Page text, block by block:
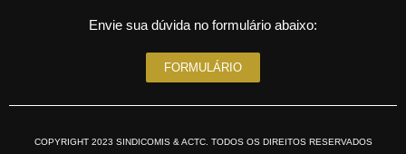
Envie sua dúvida no formulário abaixo:
FORMULÁRIO
COPYRIGHT 2023 SINDICOMIS & ACTC. TODOS OS DIREITOS RESERVADOS